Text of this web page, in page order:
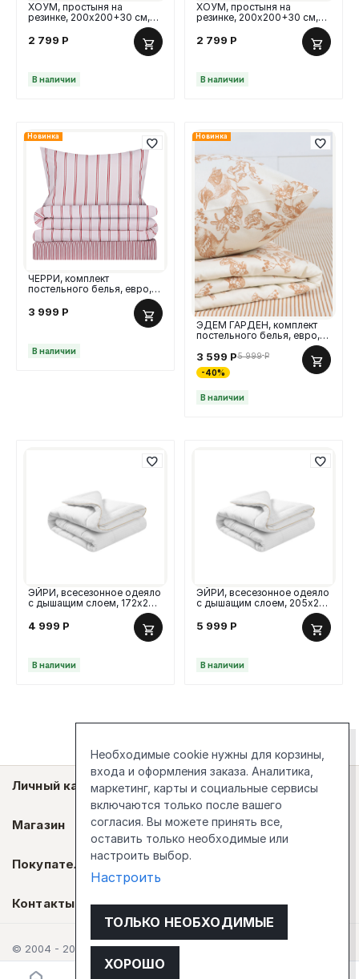
ХОУМ, простыня на
резинке, 200х200+30 см,
2 799 Р
В наличии
ХОУМ, простыня на
резинке, 200х200+30 см,
2 799 Р
В наличии
Новинка
ЧЕРРИ, комплект
постельного белья, евро,
поплин, розовый, 2 дизайна
МИКС
3 999 Р
В наличии
Новинка
ЭДЕМ ГАРДЕН, комплект
постельного белья, евро,
3 599 Р5 999 Р
-40%
В наличии
ЭЙРИ, всесезонное одеяло
с дышащим слоем, 172х205
см, хлопок/иск.лебяжий пух
4 999 Р
В наличии
ЭЙРИ, всесезонное одеяло
с дышащим слоем, 205х220
см, хлопок/иск.лебяжий пух
5 999 Р
В наличии
Личный кабинет
Магазин
Покупателям
Контакты
© 2004 - 2026 Стокгольм
Необходимые cookie нужны для корзины,
входа и оформления заказа. Аналитика,
маркетинг, карты и социальные сервисы
включаются только после вашего
согласия. Вы можете принять все,
оставить только необходимые или
настроить выбор.
Настроить
ТОЛЬКО НЕОБХОДИМЫЕ
ХОРОШО